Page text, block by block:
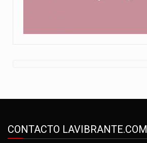
CONTACTO LAVIBRANTE.COM